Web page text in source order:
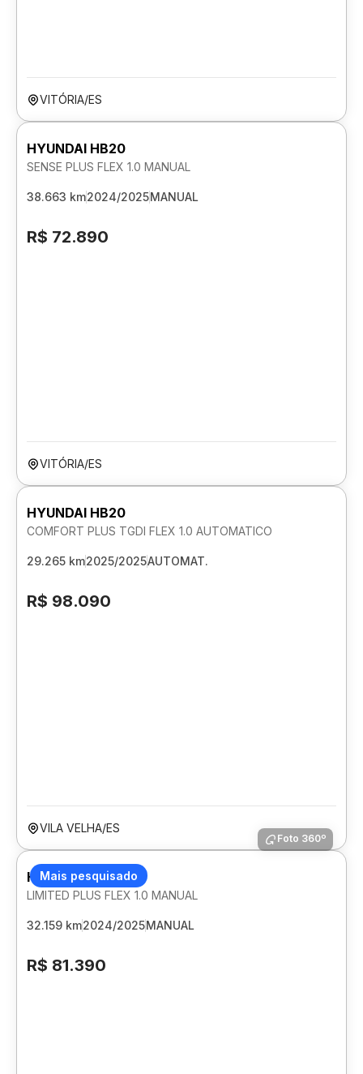
VITÓRIA/ES
HYUNDAI HB20
SENSE PLUS FLEX 1.0 MANUAL
38.663 km2024/2025MANUAL
R$ 72.890
VITÓRIA/ES
HYUNDAI HB20
COMFORT PLUS TGDI FLEX 1.0 AUTOMATICO
29.265 km2025/2025AUTOMAT.
R$ 98.090
VILA VELHA/ES
Mais pesquisado
Foto 360º
HYUNDAI HB20
LIMITED PLUS FLEX 1.0 MANUAL
32.159 km2024/2025MANUAL
R$ 81.390